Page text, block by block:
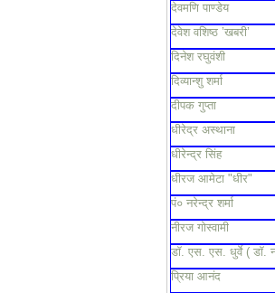
देवमणि पाण्डेय
देवेश वशिष्ठ ’खबरी’
दिनेश रघुवंशी
दिव्यान्शु शर्मा
दीपक गुप्ता
धीरेद्र अस्थाना
धीरेन्द्र सिंह
धीरज आमेटा "धीर"
पं० नरेन्द्र शर्मा
नीरज गोस्वामी
डॉ. एस. एस. धुर्वे ( डॉ.
प्रिया आनंद